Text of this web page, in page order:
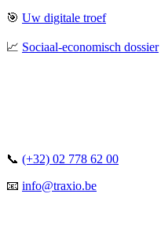
🎯 Uw digitale troef
📈 Sociaal-economisch dossier
📞 (+32) 02 778 62 00
📧 info@traxio.be